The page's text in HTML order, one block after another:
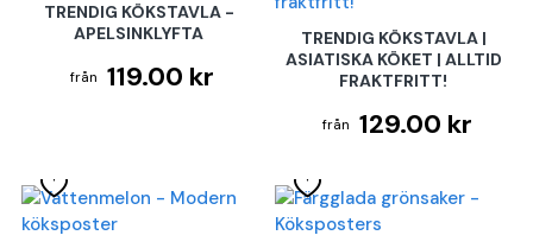
TRENDIG KÖKSTAVLA -
APELSINKLYFTA
119.00 kr
TRENDIG KÖKSTAVLA |
ASIATISKA KÖKET | ALLTID
FRAKTFRITT!
129.00 kr